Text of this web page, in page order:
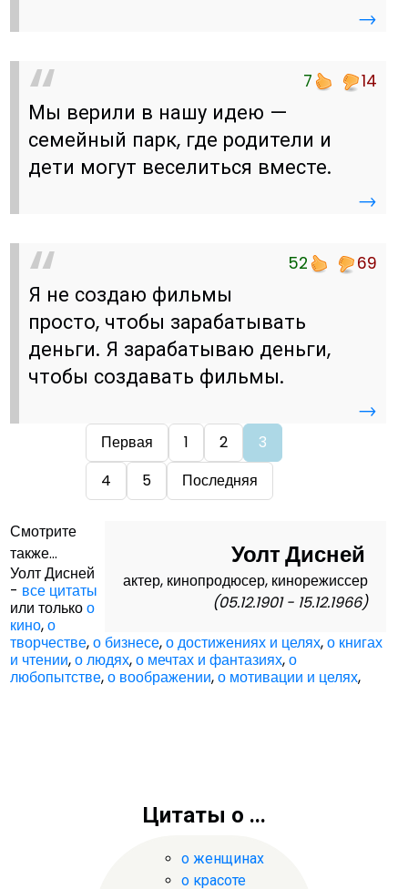
→
7 14
Мы верили в нашу идею —
семейный парк, где родители и
дети могут веселиться вместе.
→
52 69
Я не создаю фильмы
просто, чтобы зарабатывать
деньги. Я зарабатываю деньги,
чтобы создавать фильмы.
→
Первая 1 2
3
4
5 Последняя
Уолт Дисней
актер, кинопродюсер, кинорежиссер
(05.12.1901 - 15.12.1966)
Смотрите
также...
Уолт Дисней
- все цитаты
или толькоо
кино,о
творчестве,о бизнесе,о достижениях и целях,о книгах
и чтении,о людях,о мечтах и фантазиях,о
любопытстве,о воображении,о мотивации и целях,
Цитаты о ...
о женщинах
о красоте